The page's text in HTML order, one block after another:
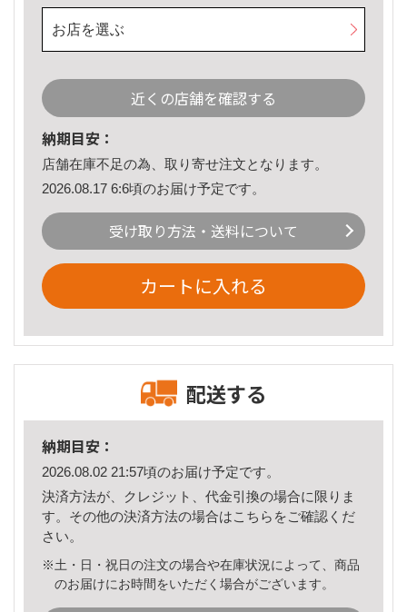
お店を選ぶ
近くの店舗を確認する
納期目安：
店舗在庫不足の為、取り寄せ注文となります。
2026.08.17 6:6頃のお届け予定です。
受け取り方法・送料について
カートに入れる
配送する
納期目安：
2026.08.02 21:57頃のお届け予定です。
決済方法が、クレジット、代金引換の場合に限りま
す。その他の決済方法の場合はこちら をご確認くだ
さい。
※土・日・祝日の注文の場合や在庫状況によって、商品
のお届けにお時間をいただく場合がございます。